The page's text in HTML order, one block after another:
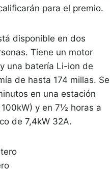
calificarán para el premio.
disponible en dos
Tiene un motor
una batería Li-ion de
de hasta 174 millas. Se
en una estación
y en 7½ horas a
de 7,4kW 32A.